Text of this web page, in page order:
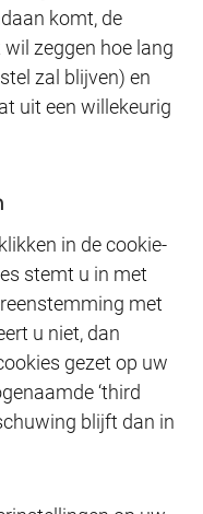
komt, de
wil zeggen hoe lang
zal blijven) en
uit een willekeurig
in de cookie-
stemt u in met
met
u niet, dan
gezet op uw
‘third
blijft dan in